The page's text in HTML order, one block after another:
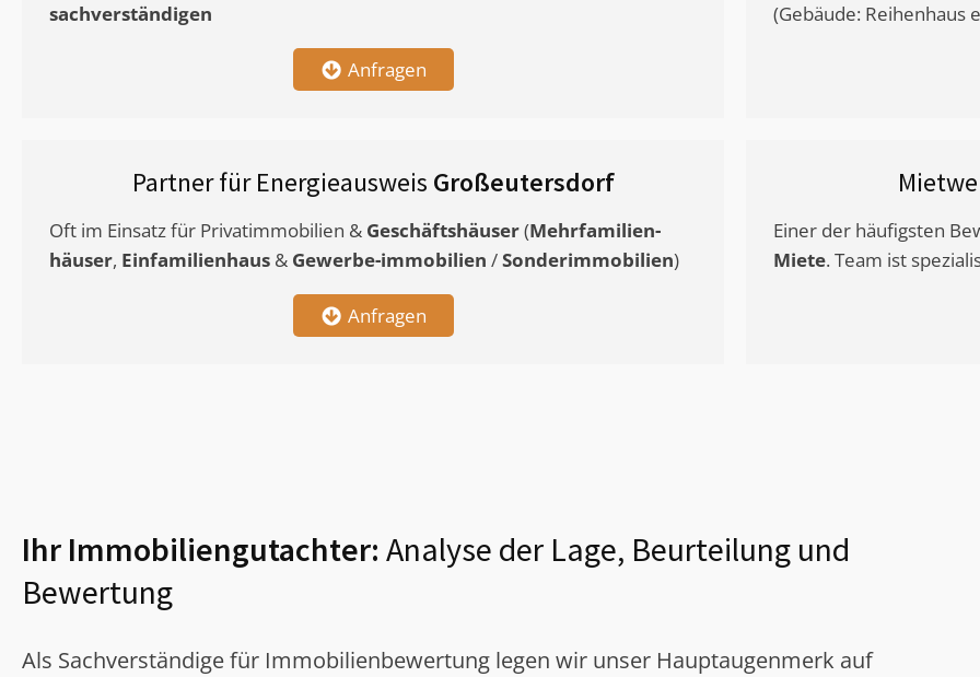
sachverständigen
Anfragen
(Gebäude: Reihenhaus
Partner für Energieausweis Großeutersdorf
Oft im Einsatz für Privatimmobilien & Geschäftshäuser(Mehrfamilien-
häuser, Einfamilienhaus & Gewerbe-immobilien /Sonderimmobilien)
Anfragen
Einer der häufigsten
Miete. Team ist
Ihr Immobiliengutachter: Analyse der Lage, Beurteilung und
Bewertung
Als Sachverständige für Immobilienbewertung legen wir unser Hauptaugenmerk auf